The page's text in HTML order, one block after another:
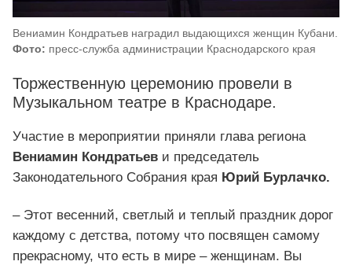
Вениамин Кондратьев наградил выдающихся женщин Кубани.
Фото: пресс-служба администрации Краснодарского края
Торжественную церемонию провели в
Музыкальном театре в Краснодаре.
Участие в мероприятии приняли глава региона
Вениамин Кондратьев и председатель
Законодательного Собрания края Юрий Бурлачко.
– Этот весенний, светлый и теплый праздник дорог
каждому с детства, потому что посвящен самому
прекрасному, что есть в мире – женщинам. Вы